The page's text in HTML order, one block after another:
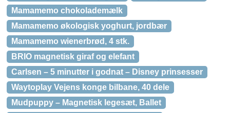
Mamamemo chokolademælk
Mamamemo økologisk yoghurt, jordbær
Mamamemo wienerbrød, 4 stk.
BRIO magnetisk giraf og elefant
Carlsen – 5 minutter i godnat – Disney prinsesser
Waytoplay Vejens konge bilbane, 40 dele
Mudpuppy – Magnetisk legesæt, Ballet